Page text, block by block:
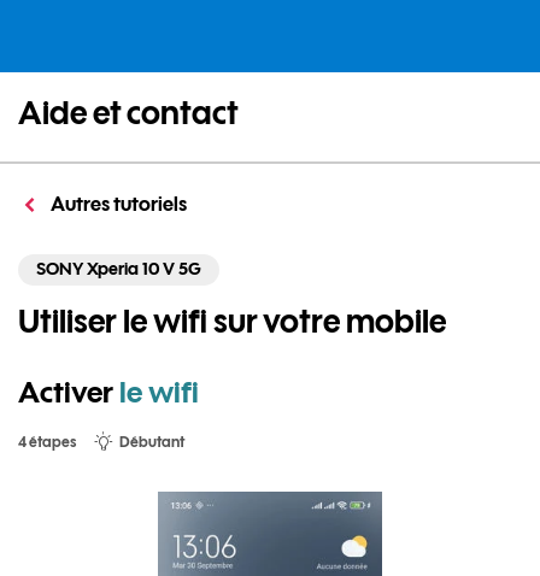
Aide et contact
Autres tutoriels
SONY Xperia 10 V 5G
Utiliser le wifi sur votre mobile
Activer le wifi
4 étapes Débutant